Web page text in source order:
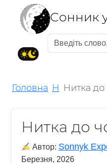
Cонник
Головна Н Нитка до
Нитка до
Автор: Sonnyk
Березня, 2026